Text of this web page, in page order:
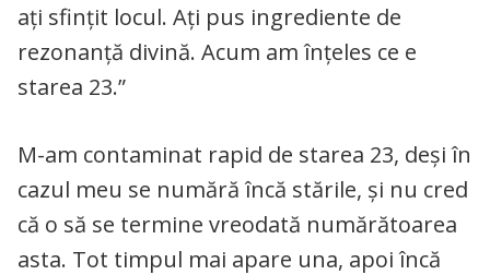
ați sfințit locul. Ați pus ingrediente de
rezonanță divină. Acum am înțeles ce e
starea 23.”
M-am contaminat rapid de starea 23, deși în
cazul meu se numără încă stările, și nu cred
că o să se termine vreodată numărătoarea
asta. Tot timpul mai apare una, apoi încă